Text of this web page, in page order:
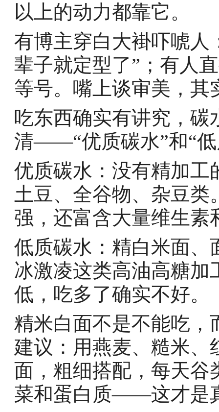
以上的动力都靠它。
有博主穿白大褂吓唬人
辈子就定型了”；有人
等号。嘴上谈审美，其
吃东西确实有讲究，碳
清——“优质碳水”和“低
优质碳水：没有精加工
土豆、全谷物、杂豆类
强，还富含大量维生素
低质碳水：精白米面、
冰激凌这类高油高糖
低，吃多了确实不好。
精米白面不是不能吃，
建议：用燕麦、糙米、
面，粗细搭配，每天谷
菜和蛋白质——这才是